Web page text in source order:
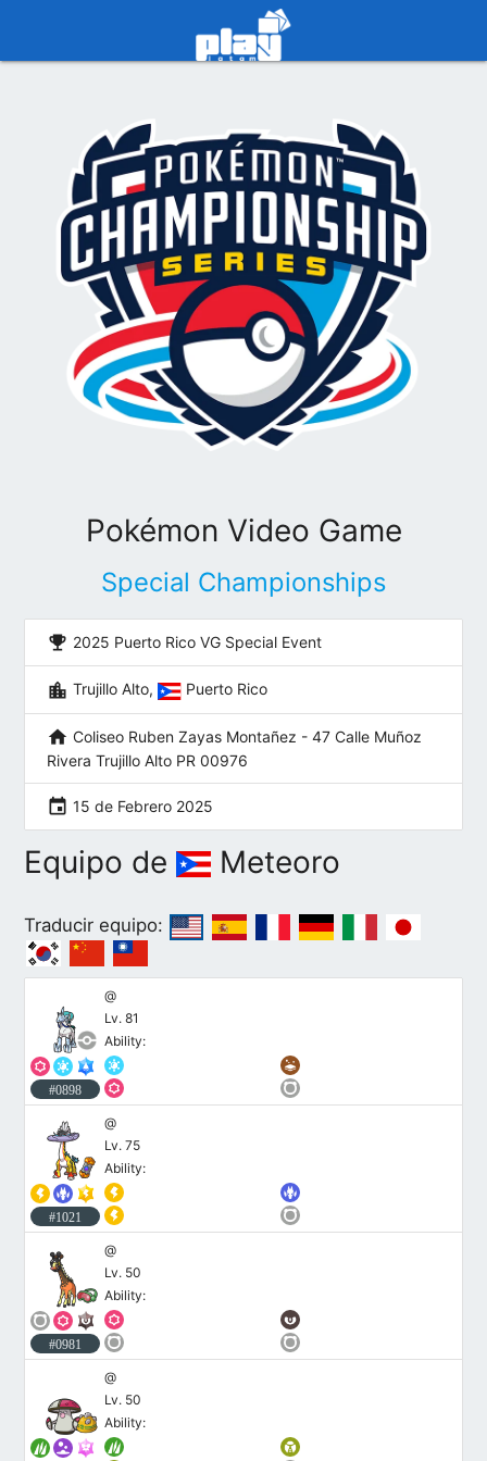
Pokémon Video Game
Special Championships
emoji_events 2025 Puerto Rico VG Special Event
location_city Trujillo Alto, Puerto Rico
home Coliseo Ruben Zayas Montañez - 47 Calle Muñoz
Rivera Trujillo Alto PR 00976
event 15 de Febrero 2025
Equipo de Meteoro
Traducir equipo:
#0898
@
Lv. 81
Ability:
#1021
@
Lv. 75
Ability:
#0981
@
Lv. 50
Ability:
@
Lv. 50
Ability: